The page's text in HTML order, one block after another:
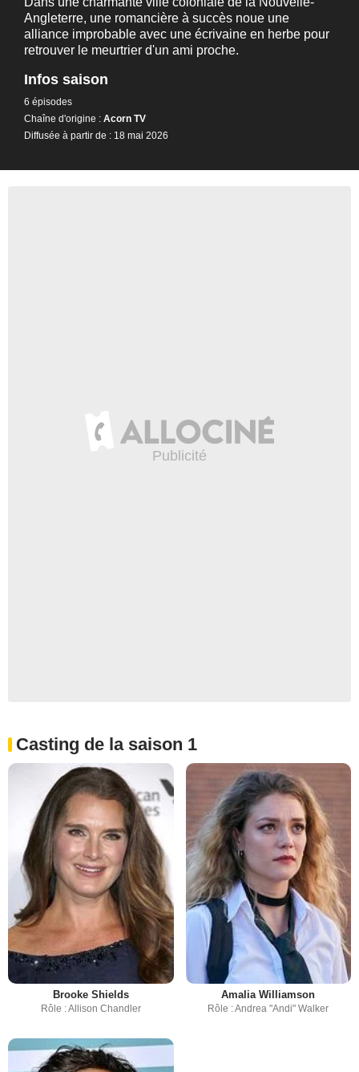
Angleterre, une romancière à succès noue une
alliance improbable avec une écrivaine en herbe pour
retrouver le meurtrier d'un ami proche.
Infos saison
6 épisodes
Chaîne d'origine : Acorn TV
Diffusée à partir de : 18 mai 2026
Casting de la saison 1
Brooke Shields
Rôle : Allison Chandler
Amalia Williamson
Rôle : Andrea "Andi" Walker